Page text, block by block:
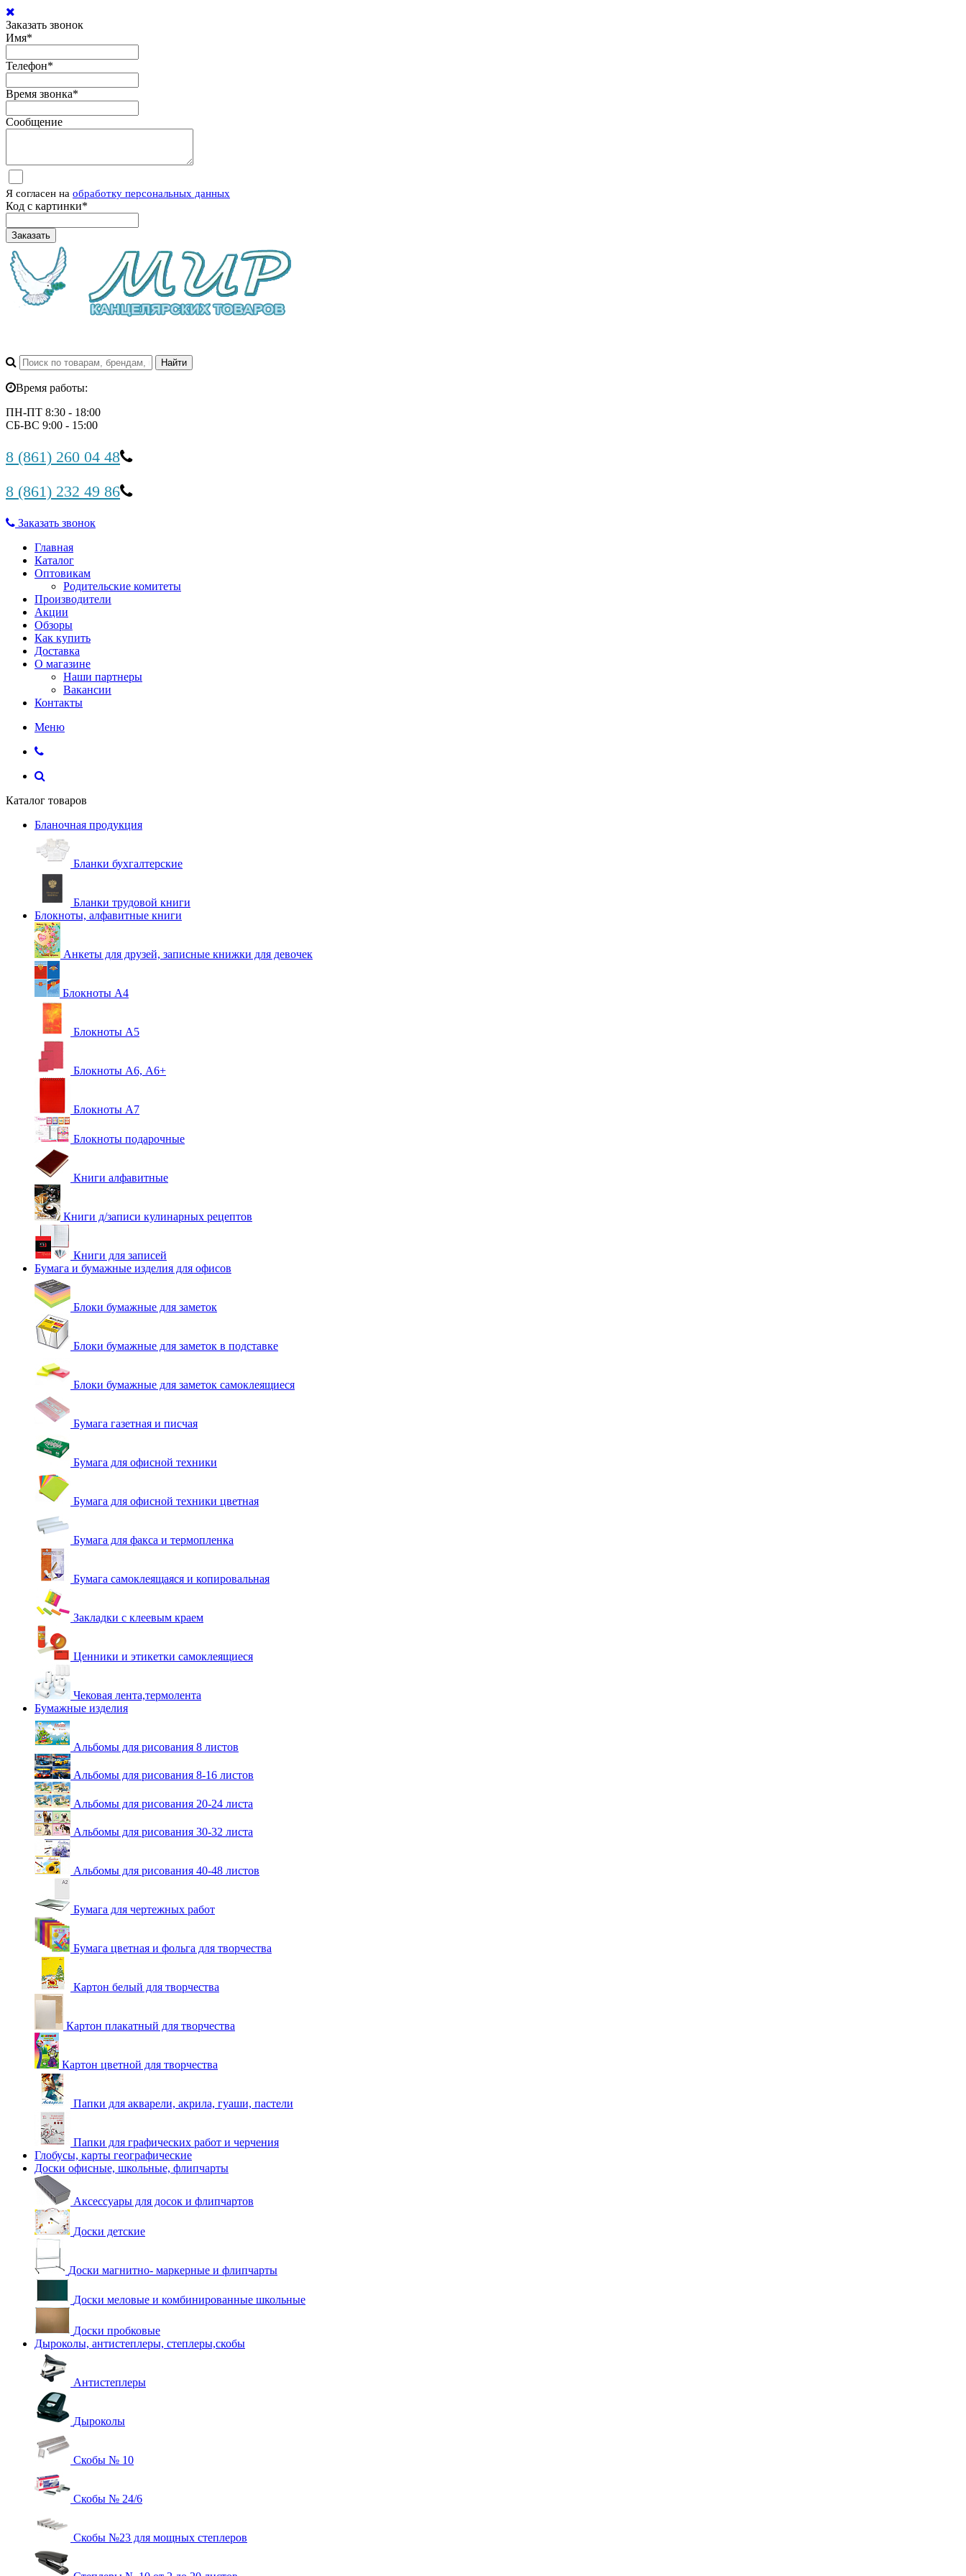
Заказать звонок
Имя*
Телефон*
Время звонка*
Сообщение
Я согласен на обработку персональных данных
Код с картинки*
Заказать
Время работы:
ПН-ПТ 8:30 - 18:00
СБ-ВС 9:00 - 15:00
8 (861) 260 04 48
8 (861) 232 49 86
Заказать звонок
Главная
Каталог
Оптовикам
Родительские комитеты
Производители
Акции
Обзоры
Как купить
Доставка
О магазине
Наши партнеры
Вакансии
Контакты
Меню
Каталог товаров
Бланочная продукция
Бланки бухгалтерские
Бланки трудовой книги
Блокноты, алфавитные книги
Анкеты для друзей, записные книжки для девочек
Блокноты А4
Блокноты А5
Блокноты А6, А6+
Блокноты А7
Блокноты подарочные
Книги алфавитные
Книги д/записи кулинарных рецептов
Книги для записей
Бумага и бумажные изделия для офисов
Блоки бумажные для заметок
Блоки бумажные для заметок в подставке
Блоки бумажные для заметок самоклеящиеся
Бумага газетная и писчая
Бумага для офисной техники
Бумага для офисной техники цветная
Бумага для факса и термопленка
Бумага самоклеящаяся и копировальная
Закладки с клеевым краем
Ценники и этикетки самоклеящиеся
Чековая лента,термолента
Бумажные изделия
Альбомы для рисования 8 листов
Альбомы для рисования 8-16 листов
Альбомы для рисования 20-24 листа
Альбомы для рисования 30-32 листа
Альбомы для рисования 40-48 листов
Бумага для чертежных работ
Бумага цветная и фольга для творчества
Картон белый для творчества
Картон плакатный для творчества
Картон цветной для творчества
Папки для акварели, акрила, гуаши, пастели
Папки для графических работ и черчения
Глобусы, карты географические
Доски офисные, школьные, флипчарты
Аксессуары для досок и флипчартов
Доски детские
Доски магнитно- маркерные и флипчарты
Доски меловые и комбинированные школьные
Доски пробковые
Дыроколы, антистеплеры, степлеры,скобы
Антистеплеры
Дыроколы
Скобы № 10
Скобы № 24/6
Скобы №23 для мощных степлеров